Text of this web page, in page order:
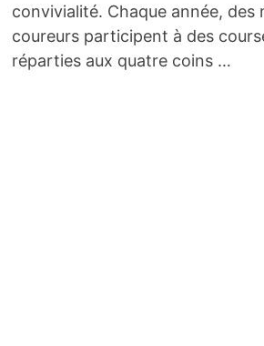
convivialité. Chaque année, des
coureurs participent à des
réparties aux quatre coins …